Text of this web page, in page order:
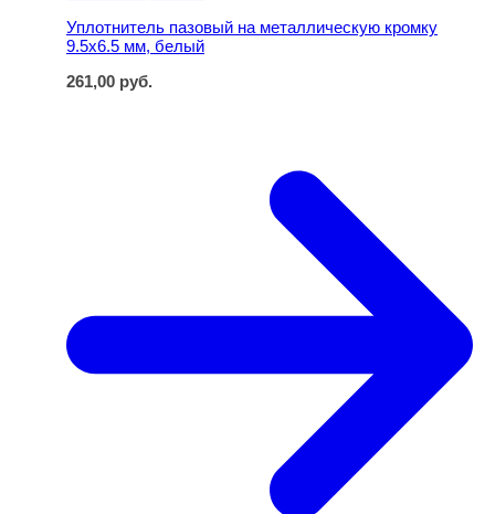
Уплотнитель пазовый на металлическую кромку
9.5х6.5 мм, белый
261,00 руб.